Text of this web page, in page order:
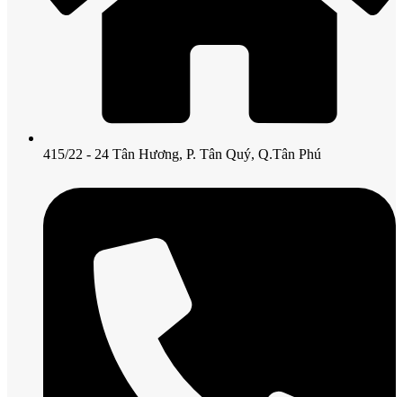
415/22 - 24 Tân Hương, P. Tân Quý, Q.Tân Phú